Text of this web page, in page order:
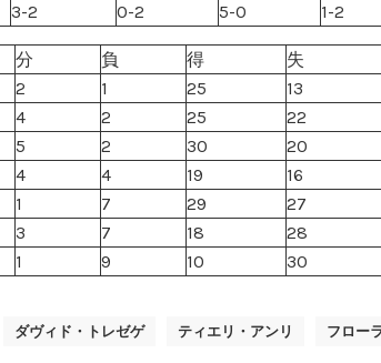
3-2 0-2 5-0 1-2
分 負 得 失
2 1 25 13
4 2 25 22
5 2 30 20
4 4 19 16
1 7 29 27
3 7 18 28
1 9 10 30
ダヴィド・トレゼゲ ティエリ・アンリ
フロー